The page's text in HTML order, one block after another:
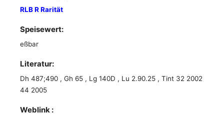
RLB R Rarität
Speisewert:
eßbar
Literatur:
Dh 487;490 , Gh 65 , Lg 140D , Lu 2.90.25 , Tint 32 2002
44 2005
Weblink :